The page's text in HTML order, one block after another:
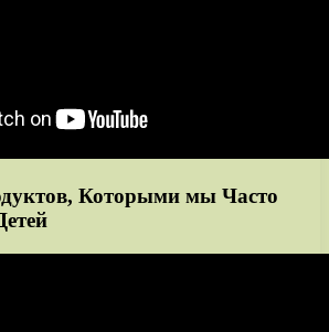
Которыми мы Часто